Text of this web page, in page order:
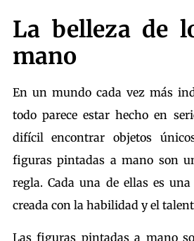
La belleza de
mano
En un mundo cada vez más
todo parece estar hecho en
difícil encontrar objetos
figuras pintadas a mano son
regla. Cada una de ellas es
creada con la habilidad y el
Las figuras pintadas a mano